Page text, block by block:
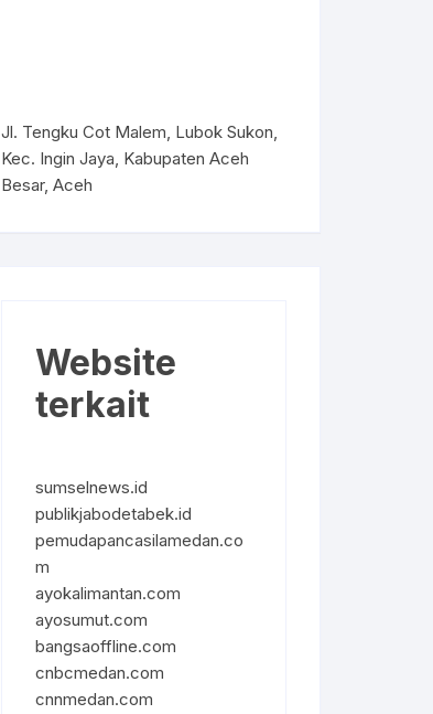
Jl. Tengku Cot Malem, Lubok Sukon,
Kec. Ingin Jaya, Kabupaten Aceh
Besar, Aceh
Website
terkait
sumselnews.id
publikjabodetabek.id
pemudapancasilamedan.co
m
ayokalimantan.com
ayosumut.com
bangsaoffline.com
cnbcmedan.com
cnnmedan.com